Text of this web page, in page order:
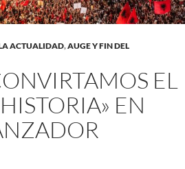
ACTUALIDAD,AUGE Y FIN DEL
EL
EN